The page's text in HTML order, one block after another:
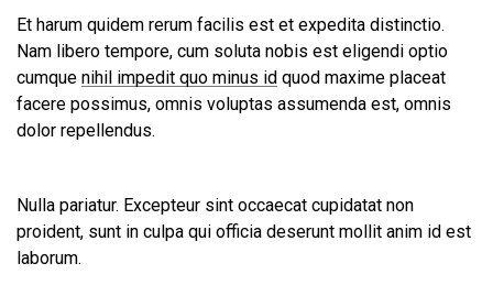
Et harum quidem rerum facilis est et expedita distinctio.
Nam libero tempore, cum soluta nobis est eligendi optio
cumque nihil impedit quo minus id quod maxime placeat
facere possimus, omnis voluptas assumenda est, omnis
dolor repellendus.
Nulla pariatur. Excepteur sint occaecat cupidatat non
proident, sunt in culpa qui officia deserunt mollit anim id est
laborum.